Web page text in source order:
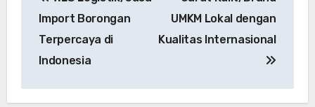
pos
Import Borongan
Terpercaya di
Indonesia
UMKM Lokal dengan
Kualitas Internasional